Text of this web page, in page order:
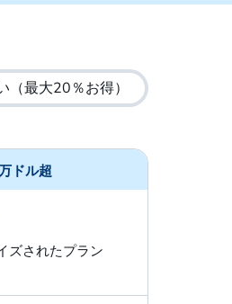
（最大20％お得）
ドル超
ズされたプラン